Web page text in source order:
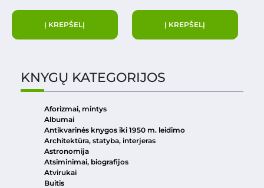
Į KREPŠELĮ Į KREPŠELĮ
KNYGŲ KATEGORIJOS
Aforizmai, mintys
Albumai
Antikvarinės knygos iki 1950 m. leidimo
Architektūra, statyba, interjeras
Astronomija
Atsiminimai, biografijos
Atvirukai
Buitis